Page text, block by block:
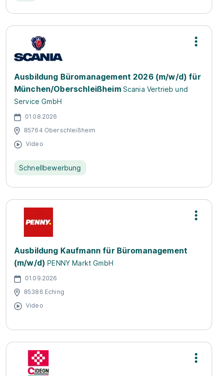
Ausbildung Büromanagement 2026 (m/w/d) für
München/Oberschleißheim Scania Vertrieb und
Service GmbH
01.08.2026
85764 Oberschleißheim
Video
Schnellbewerbung
Ausbildung Kaufmann für Büromanagement
(m/w/d) PENNY Markt GmbH
01.09.2026
85386 Eching
Video